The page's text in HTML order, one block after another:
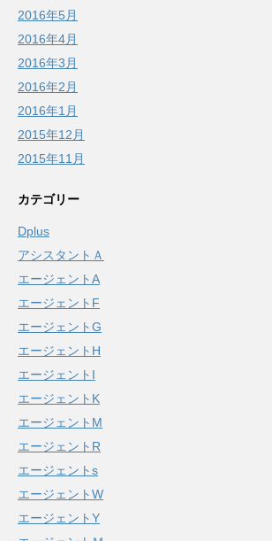
2016年5月
2016年4月
2016年3月
2016年2月
2016年1月
2015年12月
2015年11月
カテゴリー
Dplus
アシスタントＡ
エージェントA
エージェントF
エージェントG
エージェントH
エージェントI
エージェントK
エージェントM
エージェントR
エージェントs
エージェントW
エージェントY